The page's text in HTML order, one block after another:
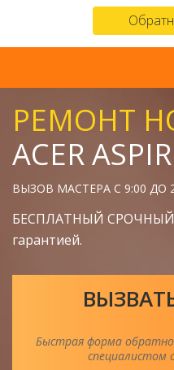
РЕМОНТ
ACER
ВЫЗОВ МАСТЕРА С 9:00 ДО
БЕСПЛАТНЫЙ СРОЧНЫЙ
гарантией.
Быстрая форма
специалистом